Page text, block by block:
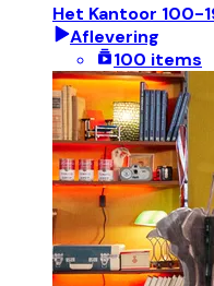
Het Kantoor 100-
Aflevering
100 items